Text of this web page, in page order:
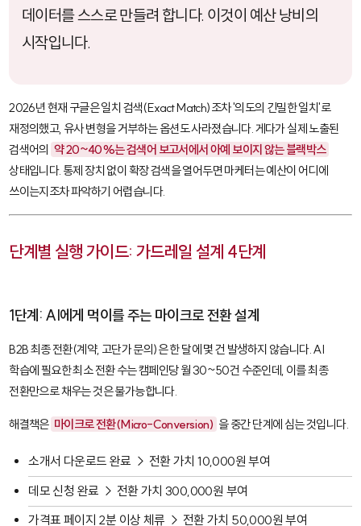
데이터를 스스로 만들려 합니다. 이것이 예산 낭비의
시작입니다.
2026년 현재 구글은 일치 검색(Exact Match)조차 '의도의 긴밀한 일치'로
재정의했고, 유사 변형을 거부하는 옵션도 사라졌습니다. 게다가 실제 노출된
검색어의 약 20~40%는 검색어 보고서에서 아예 보이지 않는 블랙박스
상태입니다. 통제 장치 없이 확장 검색을 열어두면 마케터는 예산이 어디에
쓰이는지조차 파악하기 어렵습니다.
단계별 실행 가이드: 가드레일 설계 4단계
1단계: AI에게 먹이를 주는 마이크로 전환 설계
B2B 최종 전환(계약, 고단가 문의)은 한 달에 몇 건 발생하지 않습니다. AI
학습에 필요한 최소 전환 수는 캠페인당 월 30~50건 수준인데, 이를 최종
전환만으로 채우는 것은 불가능합니다.
해결책은 마이크로 전환(Micro-Conversion) 을 중간 단계에 심는 것입니다.
소개서 다운로드 완료 → 전환 가치 10,000원 부여
데모 신청 완료 → 전환 가치 300,000원 부여
가격표 페이지 2분 이상 체류 → 전환 가치 50,000원 부여